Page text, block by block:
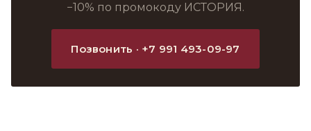
−10% по промокоду ИСТОРИЯ.
Позвонить · +7 991 493-09-97